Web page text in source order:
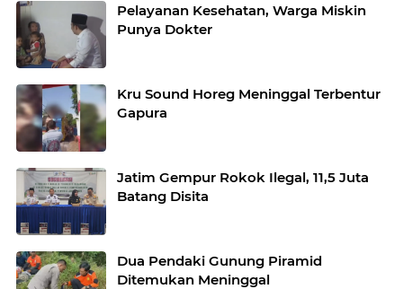
Pelayanan Kesehatan, Warga Miskin
Punya Dokter
Kru Sound Horeg Meninggal Terbentur
Gapura
Jatim Gempur Rokok Ilegal, 11,5 Juta
Batang Disita
Dua Pendaki Gunung Piramid
Ditemukan Meninggal